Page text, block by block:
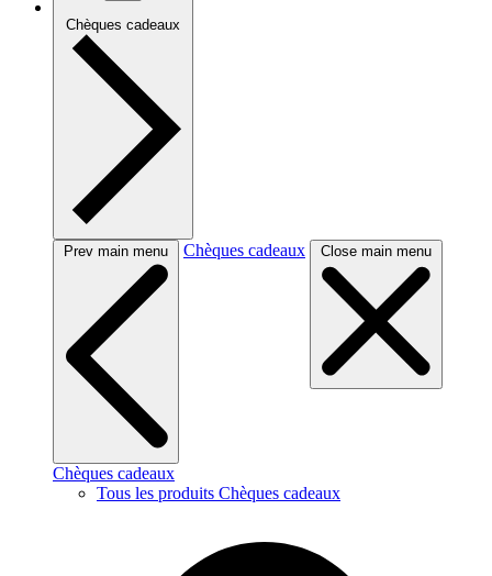
Chèques cadeaux
Prev main menu Chèques cadeaux Close main menu
Chèques cadeaux
Tous les produits Chèques cadeaux